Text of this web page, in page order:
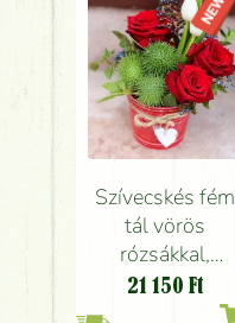
Szívecskés fém
tál vörös
rózsákkal,
tulipánnal,
cucurbitákkal
21 150 Ft